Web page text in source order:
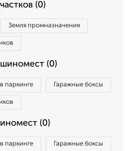
(0)
Земля промназначения
(0)
паркинге Гаражные боксы
(0)
паркинге Гаражные боксы